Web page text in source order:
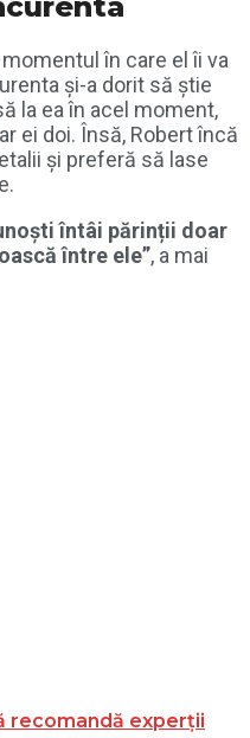
în care el îi va
și-a dorit să știe
la ea în acel moment,
ei doi. Însă, Robert încă
și preferă să lase
întâi părinții doar
între ele”, a mai